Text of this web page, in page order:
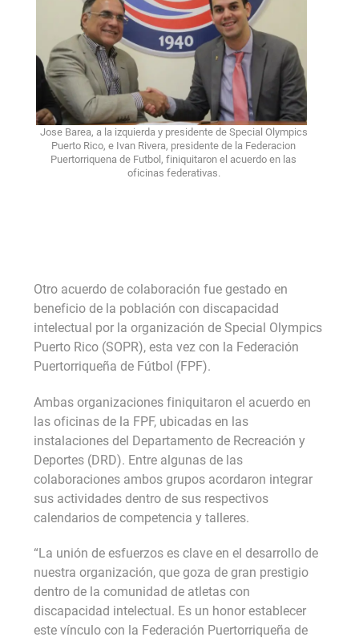
Jose Barea, a la izquierda y presidente de Special Olympics
Puerto Rico, e Ivan Rivera, presidente de la Federacion
Puertorriquena de Futbol, finiquitaron el acuerdo en las
oficinas federativas.
Otro acuerdo de colaboración fue gestado en
beneficio de la población con discapacidad
intelectual por la organización de Special Olympics
Puerto Rico (SOPR), esta vez con la Federación
Puertorriqueña de Fútbol (FPF).
Ambas organizaciones finiquitaron el acuerdo en
las oficinas de la FPF, ubicadas en las
instalaciones del Departamento de Recreación y
Deportes (DRD). Entre algunas de las
colaboraciones ambos grupos acordaron integrar
sus actividades dentro de sus respectivos
calendarios de competencia y talleres.
“La unión de esfuerzos es clave en el desarrollo de
nuestra organización, que goza de gran prestigio
dentro de la comunidad de atletas con
discapacidad intelectual. Es un honor establecer
este vínculo con la Federación Puertorriqueña de